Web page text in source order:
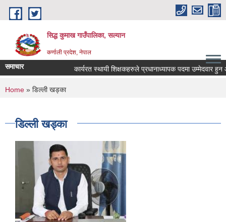
Skip to main content
सिद्ध कुमाख गाउँपालिका, सल्यान
कर्णाली प्रदेश, नेपाल
समाचार कार्यरत स्थायी शिक्षकहरुले प्रधानाध्यापक पदमा उम्मेदवार हुन
You are here
Home » डिल्ली खड्का
डिल्ली खड्का